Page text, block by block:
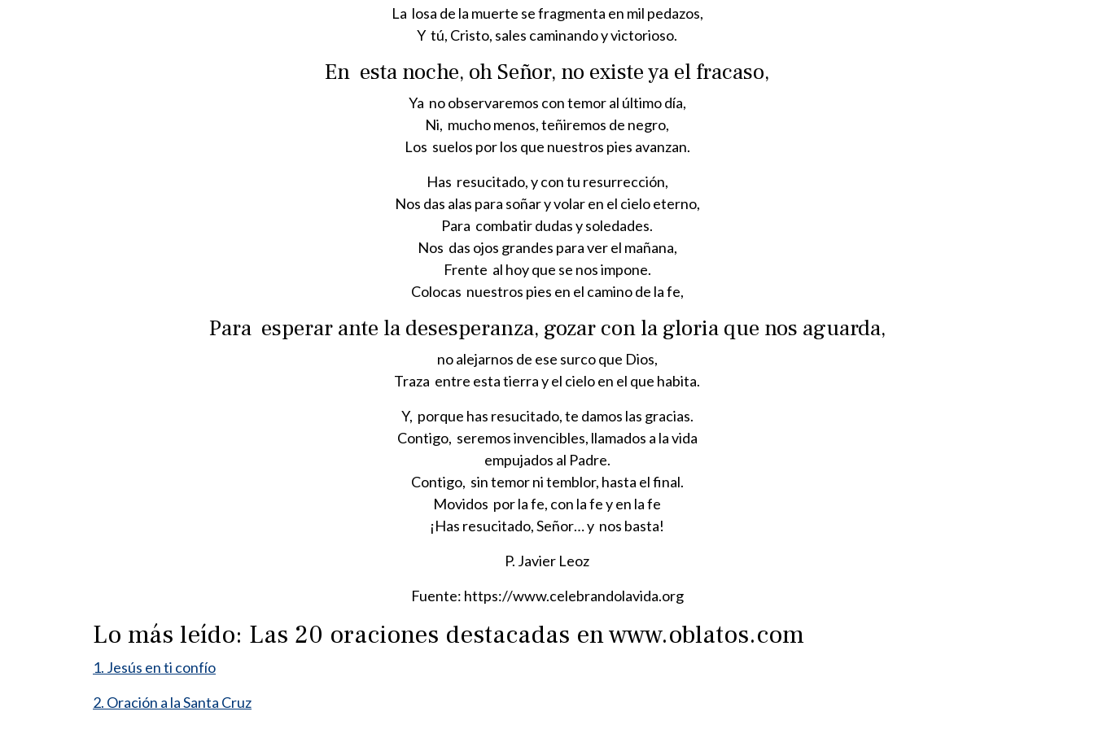
La losa de la muerte se fragmenta en mil pedazos,
Y tú, Cristo, sales caminando y victorioso.
En esta noche, oh Señor, no existe ya el fracaso,
Ya no observaremos con temor al último día,
Ni, mucho menos, teñiremos de negro,
Los suelos por los que nuestros pies avanzan.
Has resucitado, y con tu resurrección,
Nos das alas para soñar y volar en el cielo eterno,
Para combatir dudas y soledades.
Nos das ojos grandes para ver el mañana,
Frente al hoy que se nos impone.
Colocas nuestros pies en el camino de la fe,
Para esperar ante la desesperanza, gozar con la gloria que nos aguarda,
no alejarnos de ese surco que Dios,
Traza entre esta tierra y el cielo en el que habita.
Y, porque has resucitado, te damos las gracias.
Contigo, seremos invencibles, llamados a la vida
empujados al Padre.
Contigo, sin temor ni temblor, hasta el final.
Movidos por la fe, con la fe y en la fe
¡Has resucitado, Señor… y nos basta!
P. Javier Leoz
Fuente: https://www.celebrandolavida.org
Lo más leído: Las 20 oraciones destacadas en www.oblatos.com
1. Jesús en ti confío
2. Oración a la Santa Cruz